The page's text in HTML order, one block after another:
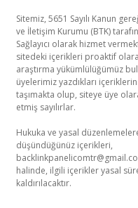
Sitemiz, 5651 Sayılı Kanun
ve İletişim Kurumu (BTK)
Sağlayıcı olarak hizmet
sitedeki içerikleri proaktif
araştırma yükümlülüğümüz
üyelerimiz yazdıkları
taşımakta olup, siteye üye
etmiş sayılırlar.
Hukuka ve yasal
düşündüğünüz içerikleri,
halinde, ilgili içerikler yasal
kaldırılacaktır.